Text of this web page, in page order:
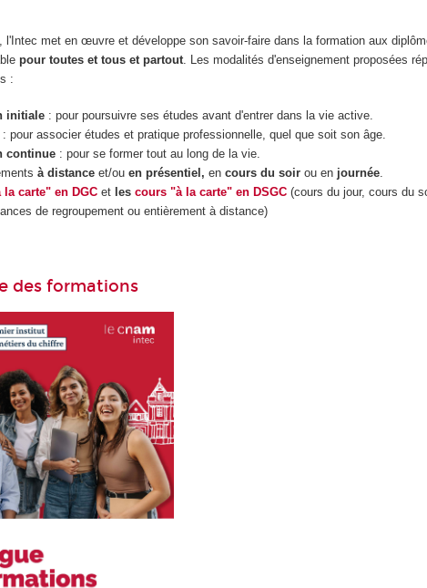
l'Intec met en œuvre et développe son savoir-faire dans la formation aux
pour toutes et tous et partout . Les modalités d'enseignement proposées
:
initiale : pour poursuivre ses études avant d'entrer dans la vie active.
pour associer études et pratique professionnelle, quel que soit son âge.
continue : pour se former tout au long de la vie.
à distance et/ou en présentiel, en cours du soirou en journée.
carte" en DGCetles cours "à la carte" en DSGC(cours du jour, cours du
de regroupement ou entièrement à distance)
des formations